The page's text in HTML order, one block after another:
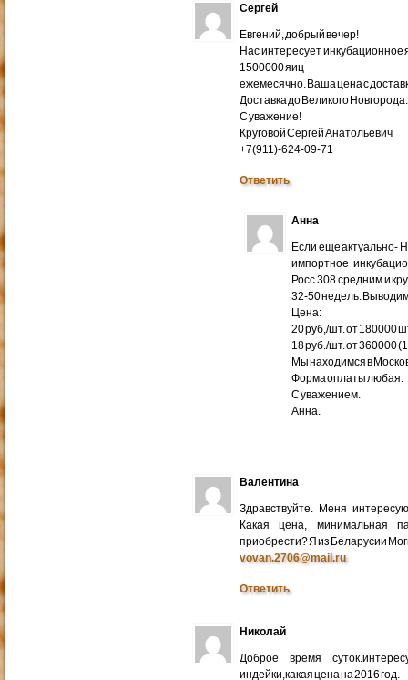
Сергей
Евгений, добрый вечер!
Нас интересует инкубационное
1500000 яиц
ежемесячно. Ваша цена с
Доставка до Великого Новгорода.
С уважение!
Круговой Сергей Анатольевич
+7(911)-624-09-71
Ответить
Анна
Если еще актуально-
импортное
Росс 308 средним и
32-50 недель.
Цена:
20 руб,/шт. от 180000
18 руб./шт. от 360000
Мы находимся в
Форма оплаты любая.
С уважением.
Анна.
Валентина
Здравствуйте. Меня
Какая цена, минимальная
приобрести? Я из Беларусии
vovan.2706@mail.ru
Ответить
Николай
Доброе время
индейки,какая цена на 2016 год.